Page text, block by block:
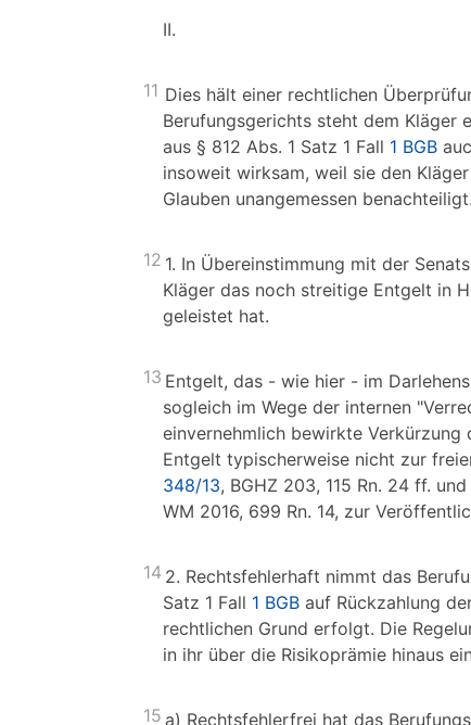
II.
11 Dies hält einer rechtlichen
Berufungsgerichts steht dem Kläger
aus § 812 Abs. 1 Satz 1 Fall 1 BGB
insoweit wirksam, weil sie den
Glauben unangemessen benachteiligt.
12 1. In Übereinstimmung mit der
Kläger das noch streitige Entgelt in
geleistet hat.
13 Entgelt, das - wie hier - im
sogleich im Wege der internen
einvernehmlich bewirkte
Entgelt typischerweise nicht zur
348/13, BGHZ 203, 115 Rn. 24 ff. und
WM 2016, 699 Rn. 14, zur
14 2. Rechtsfehlerhaft nimmt das
Satz 1 Fall 1 BGB auf Rückzahlung
rechtlichen Grund erfolgt. Die
in ihr über die Risikoprämie hinaus
15 a) Rechtsfehlerfrei hat das